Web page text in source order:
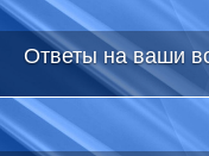
Ответы на ваши